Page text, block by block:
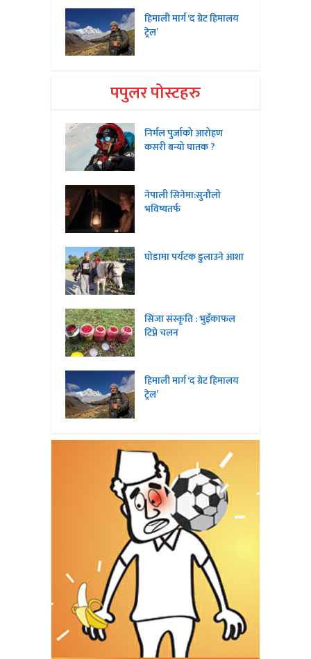
हिमाली मार्ग ‘द ग्रेट हिमालय
ट्रेल’
पपुलर पोस्टहरु
निर्मल पुर्जाको आरोहण
कसरी बन्यो घातक ?
नेपाली सिनेमा:सुनौलो
भविष्यतर्फ
घोडामा पर्यटक डुलाउने आशा
सिंजा संस्कृति : भुइँकाफल
टिप्ने चलन
हिमाली मार्ग ‘द ग्रेट हिमालय
ट्रेल’